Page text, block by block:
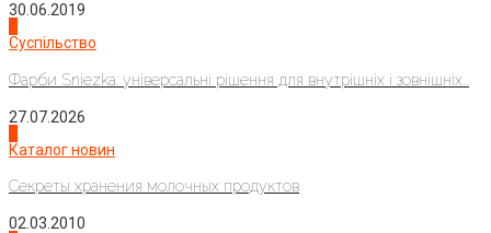
30.06.2019
Суспільство
Фарби Sniezka: універсальні рішення для внутрішніх і зовнішніх...
27.07.2026
Каталог новин
Секреты хранения молочных продуктов
02.03.2010